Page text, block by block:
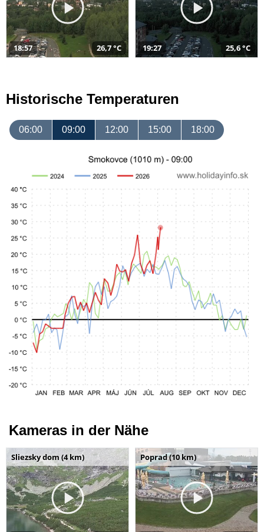
18:57 26,7 °C 19:27 25,6 °C
Historische Temperaturen
06:00 09:00 12:00 15:00 18:00
Kameras in der Nähe
Sliezsky dom (4 km) Poprad (10 km)